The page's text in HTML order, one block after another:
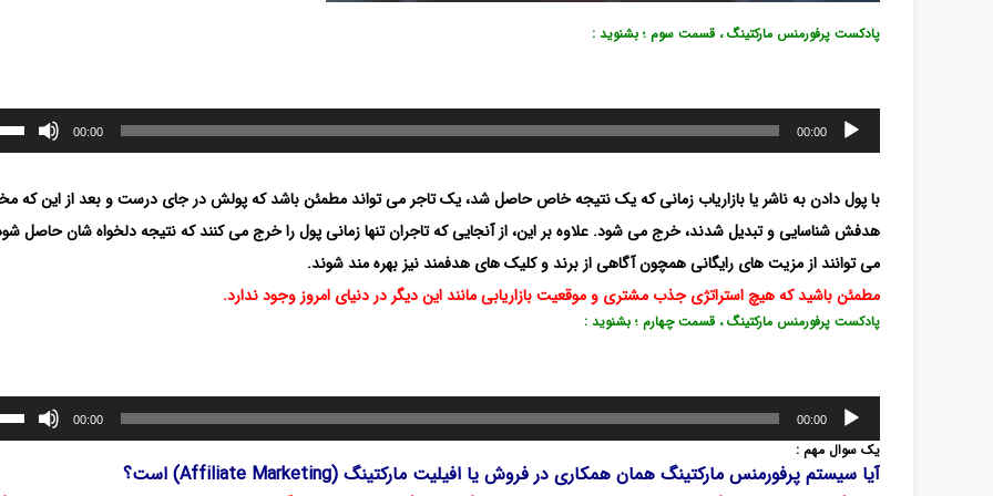
پادکست پرفورمنس مارکتینگ ، قسمت سوم ؛ بشنوید :
پخش‌کننده
صوت
00:00
00:00
با پول دادن به ناشر یا بازاریاب زمانی که یک نتیجه خاص حاصل شد، یک تاجر می تواند مطمئن باشد که پولش در جای درست و بعد از این که
هدفش شناسایی و تبدیل شدند، خرج می شود. علاوه بر این، از آنجایی که تاجران تنها زمانی پول را خرج می کنند که نتیجه دلخواه شان حاصل
می توانند از مزیت های رایگانی همچون آگاهی از برند و کلیک های هدفمند نیز بهره مند شوند.
مطمئن باشید که هیچ استراتژی جذب مشتری و موقعیت بازاریابی مانند این دیگر در دنیای امروز وجود ندارد.
پادکست پرفورمنس مارکتینگ ، قسمت چهارم ؛ بشنوید :
پخش‌کننده
صوت
00:00
00:00
یک سوال مهم :
آیا سیستم پرفورمنس مارکتینگ همان همکاری در فروش یا افیلیت مارکتینگ (Affiliate Marketing) است؟